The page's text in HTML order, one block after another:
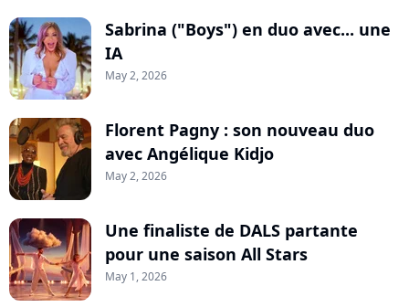
Sabrina ("Boys") en duo avec... une
IA
May 2, 2026
Florent Pagny : son nouveau duo
avec Angélique Kidjo
May 2, 2026
Une finaliste de DALS partante
pour une saison All Stars
May 1, 2026